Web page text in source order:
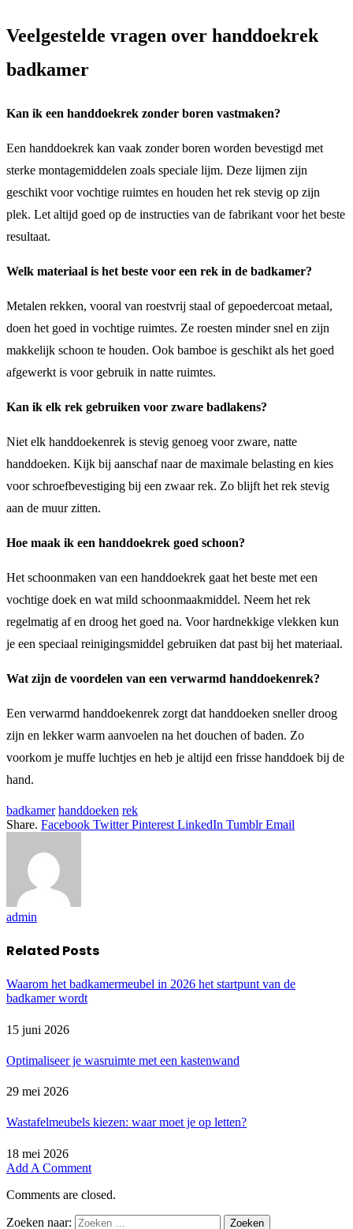
Veelgestelde vragen over handdoekrek
badkamer
Kan ik een handdoekrek zonder boren vastmaken?
Een handdoekrek kan vaak zonder boren worden bevestigd met
sterke montagemiddelen zoals speciale lijm. Deze lijmen zijn
geschikt voor vochtige ruimtes en houden het rek stevig op zijn
plek. Let altijd goed op de instructies van de fabrikant voor het beste
resultaat.
Welk materiaal is het beste voor een rek in de badkamer?
Metalen rekken, vooral van roestvrij staal of gepoedercoat metaal,
doen het goed in vochtige ruimtes. Ze roesten minder snel en zijn
makkelijk schoon te houden. Ook bamboe is geschikt als het goed
afgewerkt is voor gebruik in natte ruimtes.
Kan ik elk rek gebruiken voor zware badlakens?
Niet elk handdoekenrek is stevig genoeg voor zware, natte
handdoeken. Kijk bij aanschaf naar de maximale belasting en kies
voor schroefbevestiging bij een zwaar rek. Zo blijft het rek stevig
aan de muur zitten.
Hoe maak ik een handdoekrek goed schoon?
Het schoonmaken van een handdoekrek gaat het beste met een
vochtige doek en wat mild schoonmaakmiddel. Neem het rek
regelmatig af en droog het goed na. Voor hardnekkige vlekken kun
je een speciaal reinigingsmiddel gebruiken dat past bij het materiaal.
Wat zijn de voordelen van een verwarmd handdoekenrek?
Een verwarmd handdoekenrek zorgt dat handdoeken sneller droog
zijn en lekker warm aanvoelen na het douchen of baden. Zo
voorkom je muffe luchtjes en heb je altijd een frisse handdoek bij de
hand.
badkamer handdoeken rek
Share. Facebook Twitter Pinterest LinkedIn Tumblr Email
admin
Related Posts
Waarom het badkamermeubel in 2026 het startpunt van de
badkamer wordt
15 juni 2026
Optimaliseer je wasruimte met een kastenwand
29 mei 2026
Wastafelmeubels kiezen: waar moet je op letten?
18 mei 2026
Add A Comment
Comments are closed.
Zoeken naar: